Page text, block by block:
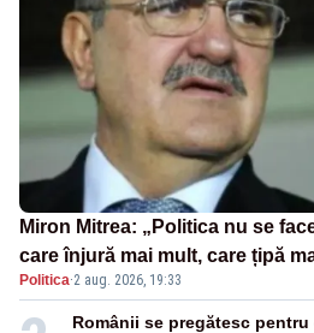
Miron Mitrea: „Politica nu se
care înjură mai mult, care țipă
Politica·2 aug. 2026, 19:33
Românii se pregătesc